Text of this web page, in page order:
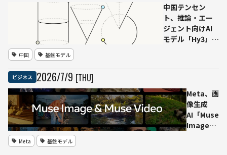
用で日英中
の双方向翻
訳に対応
中国テンセン
ト、推論・エー
ジェント向けAI
モデル「Hy3」を
型モデル、
Apache 2.0で公
開しAPIも提供
中国 基盤モデル
ビジネス 2026/7/9 [THU]
Meta、画
像生成
AI「Muse
Image」
Meta 基盤モデル